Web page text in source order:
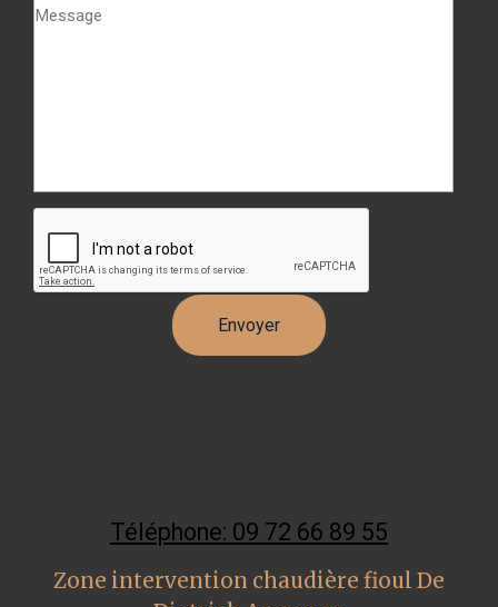
Téléphone: 09 72 66 89 55
Zone intervention chaudière fioul De